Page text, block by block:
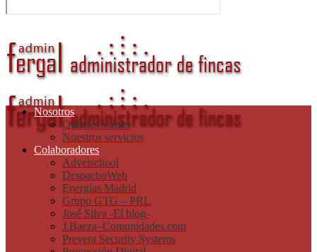
Nosotros
Quienes somos
Nuestros servicios
Colaboradores
Adveischool
DespachoWeb
Energías Madrid
Grupo GTG – PRL
José Silva -El blog-
J.Baeza–Comunidades.com
Prevent Security Systems